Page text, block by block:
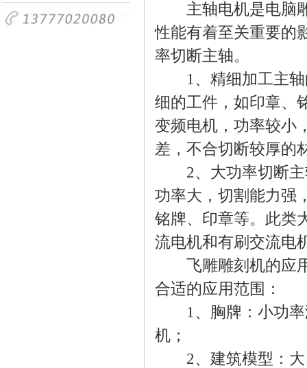
主轴电机是电脑雕
性能有着至关重要的
率切断主轴。
1、精细加工主轴
细的工件，如印章、
变频电机，功率较小
差，不合切断较厚的
2、大功率切断主
功率大，切割能力强
铭牌、印章等。此类
流电机和有刷交流电
飞雕雕刻机的应用
合适的应用范围：
1、胸牌：小功率
机；
2、建筑模型：大